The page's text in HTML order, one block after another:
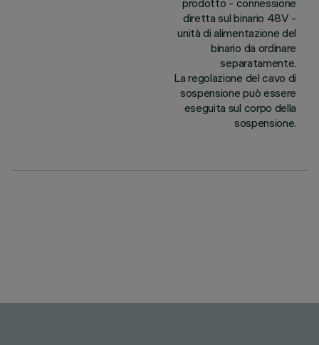
prodotto - connessione
diretta sul binario 48V -
unità di alimentazione del
binario da ordinare
separatamente.
La regolazione del cavo di
sospensione può essere
eseguita sul corpo della
sospensione.